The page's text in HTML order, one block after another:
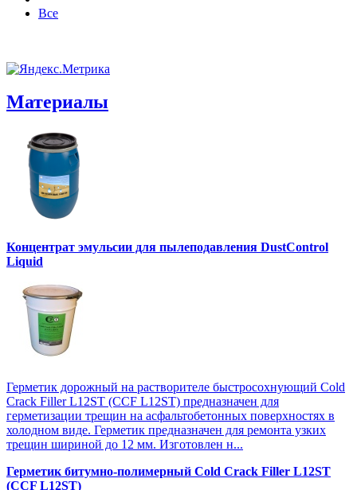
Все
Материалы
Концентрат эмульсии для пылеподавления DustControl
Liquid
Герметик дорожный на растворителе быстросохнующий Cold
Crack Filler L12SТ (CCF L12SТ) предназначен для
герметизации трещин на асфальтобетонных поверхностях в
холодном виде. Герметик предназначен для ремонта узких
трещин шириной до 12 мм. Изготовлен н...
Герметик битумно-полимерный Cold Crack Filler L12SТ
(CCF L12SТ)